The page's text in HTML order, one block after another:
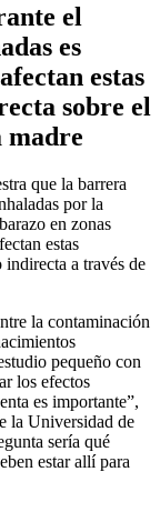
el
es
estas
sobre el
madre
que la barrera
por la
en zonas
estas
a través de
la contaminación
pequeño con
los efectos
es importante”,
la Universidad de
sería qué
estar allí para